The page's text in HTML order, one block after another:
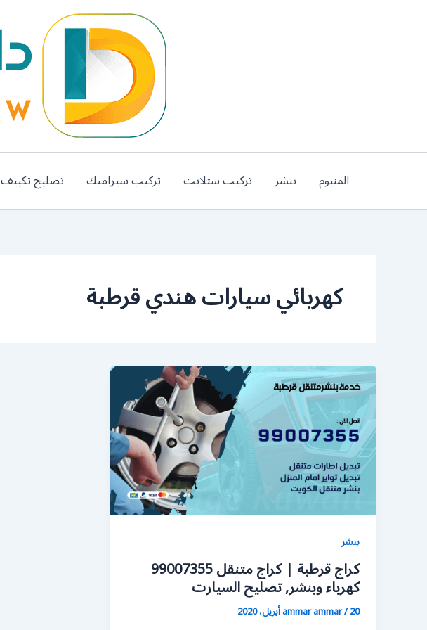
المنيوم بنشر تركيب ستلايت تركيب سيراميك تصليح تكييف
كهربائي سيارات هندي قرطبة
بنشر
كراج قرطبة | كراج متنقل 99007355
كهرباء وبنشر, تصليح السيارت
ammar ammar/20 أبريل، 2020